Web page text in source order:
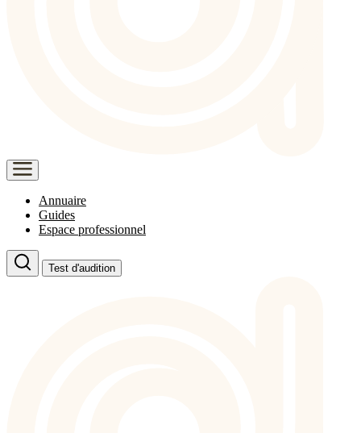
Annuaire
Guides
Espace professionnel
Test d'audition